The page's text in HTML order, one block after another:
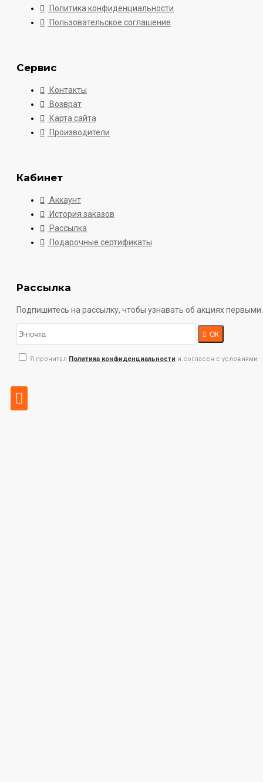
Политика конфиденциальности
Пользовательское соглашение
Сервис
Контакты
Возврат
Карта сайта
Производители
Кабинет
Аккаунт
История заказов
Рассылка
Подарочные сертификаты
Рассылка
Подпишитесь на рассылку, чтобы узнавать об акциях первыми.
ОК
Я прочитал Политика конфиденциальности и согласен с условиями